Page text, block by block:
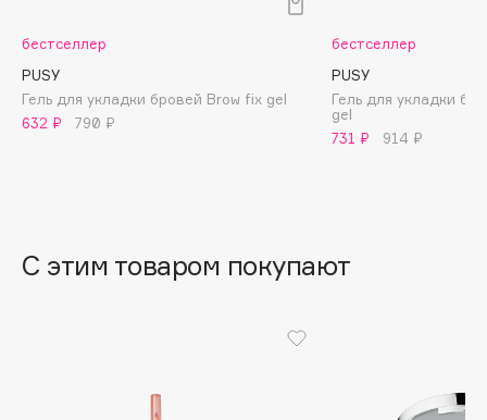
Baffy
Balmain Hair Couture
Beauty Pati
Beverly Hills Polo Club
бестселлер
PUSY
Гель для укладки бровей Brow fix gel
632 ₽
790 ₽
бестселлер
PUSY
Гель для укладки
gel
731 ₽
914 ₽
С этим товаром покупают